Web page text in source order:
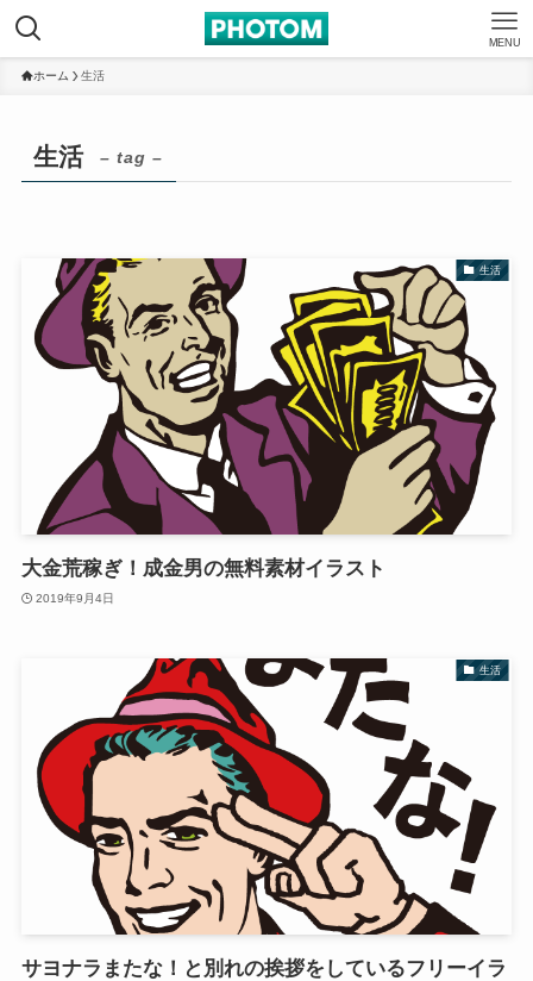
MENU
ホーム 生活
生活 – tag –
生活
大金荒稼ぎ！成金男の無料素材イラスト
2019年9月4日
生活
サヨナラまたな！と別れの挨拶をしているフリーイラ